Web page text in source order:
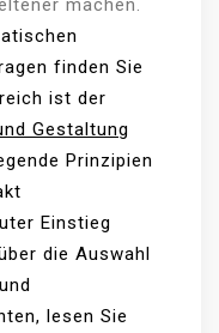
machen.
finden Sie
ist der
Gestaltung
Prinzipien
Einstieg
die Auswahl
lesen Sie